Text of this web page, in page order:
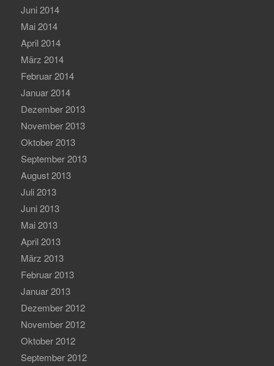
Juni 2014
Mai 2014
April 2014
März 2014
Februar 2014
Januar 2014
Dezember 2013
November 2013
Oktober 2013
September 2013
August 2013
Juli 2013
Juni 2013
Mai 2013
April 2013
März 2013
Februar 2013
Januar 2013
Dezember 2012
November 2012
Oktober 2012
September 2012